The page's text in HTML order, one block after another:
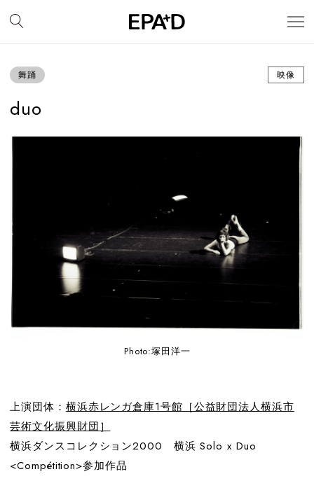
舞踊 映像
duo
Photo:塚田洋一
上演団体： 横浜赤レンガ倉庫1号館［公益財団法人横浜市
芸術文化振興財団］
横浜ダンスコレクション2000 横浜 Solo x Duo
<Compétition>参加作品